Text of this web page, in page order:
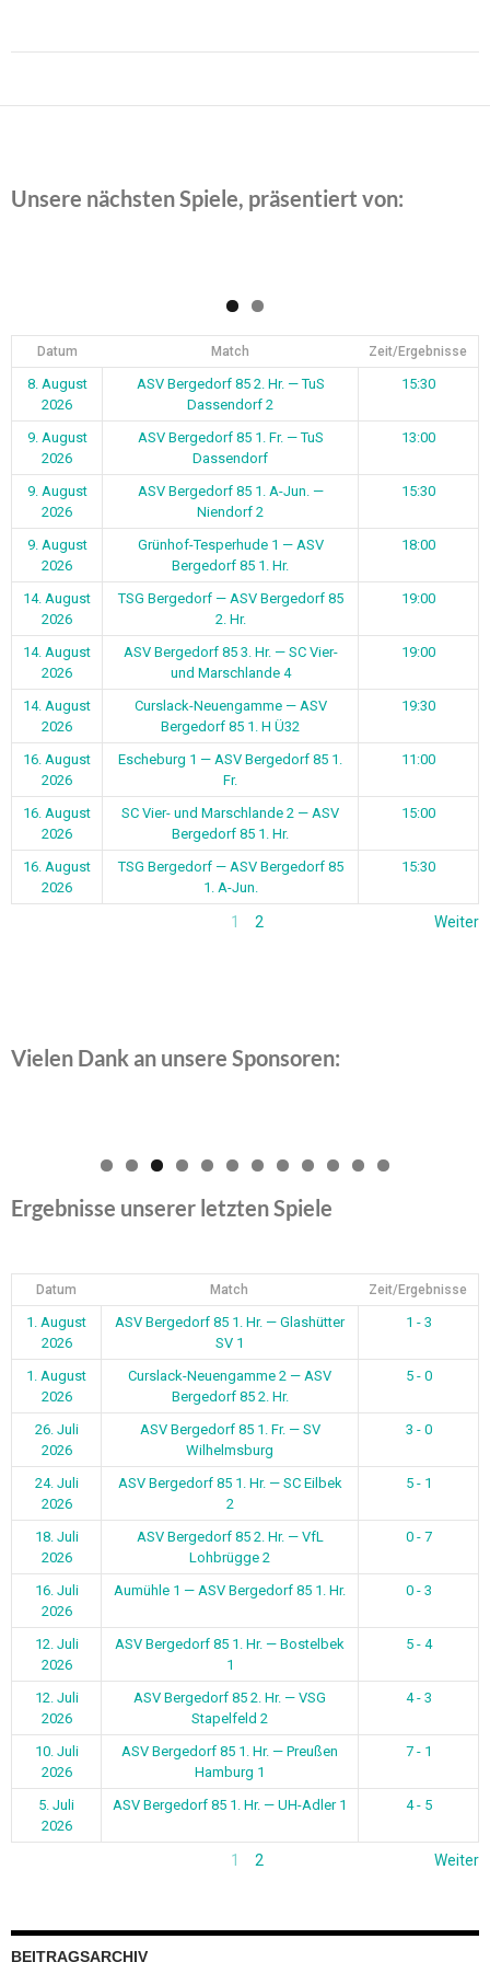
Unsere nächsten Spiele, präsentiert von:
Datum Match Zeit/Ergebnisse
8. August
2026
ASV Bergedorf 85 2. Hr. — TuS
Dassendorf 2
15:30
9. August
2026
ASV Bergedorf 85 1. Fr. — TuS
Dassendorf
13:00
9. August
2026
ASV Bergedorf 85 1. A-Jun. —
Niendorf 2
15:30
9. August
2026
Grünhof-Tesperhude 1 — ASV
Bergedorf 85 1. Hr.
18:00
14. August
2026
TSG Bergedorf — ASV Bergedorf 85
2. Hr.
19:00
14. August
2026
ASV Bergedorf 85 3. Hr. — SC Vier-
und Marschlande 4
19:00
14. August
2026
Curslack-Neuengamme — ASV
Bergedorf 85 1. H Ü32
19:30
16. August
2026
Escheburg 1 — ASV Bergedorf 85 1.
Fr.
11:00
16. August
2026
SC Vier- und Marschlande 2 — ASV
Bergedorf 85 1. Hr.
15:00
16. August
2026
TSG Bergedorf — ASV Bergedorf 85
1. A-Jun.
15:30
1 2 Weiter
Vielen Dank an unsere Sponsoren:
0 1 2
Ergebnisse unserer letzten Spiele
Datum Match Zeit/Ergebnisse
1. August
2026
ASV Bergedorf 85 1. Hr. — Glashütter
SV 1
1 - 3
1. August
2026
Curslack-Neuengamme 2 — ASV
Bergedorf 85 2. Hr.
5 - 0
26. Juli
2026
ASV Bergedorf 85 1. Fr. — SV
Wilhelmsburg
3 - 0
24. Juli
2026
ASV Bergedorf 85 1. Hr. — SC Eilbek
2
5 - 1
18. Juli
2026
ASV Bergedorf 85 2. Hr. — VfL
Lohbrügge 2
0 - 7
16. Juli
2026
Aumühle 1 — ASV Bergedorf 85 1. Hr. 0 - 3
12. Juli
2026
ASV Bergedorf 85 1. Hr. — Bostelbek
1
5 - 4
12. Juli
2026
ASV Bergedorf 85 2. Hr. — VSG
Stapelfeld 2
4 - 3
10. Juli
2026
ASV Bergedorf 85 1. Hr. — Preußen
Hamburg 1
7 - 1
5. Juli
2026
ASV Bergedorf 85 1. Hr. — UH-Adler 1 4 - 5
1 2 Weiter
BEITRAGSARCHIV